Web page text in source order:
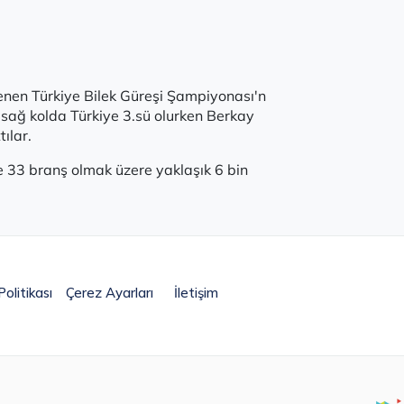
Türkiye Bilek Güreşi Şampiyonası'n
kolda Türkiye 3.sü olurken Berkay
branş olmak üzere yaklaşık 6 bin
Çerez Ayarları İletişim